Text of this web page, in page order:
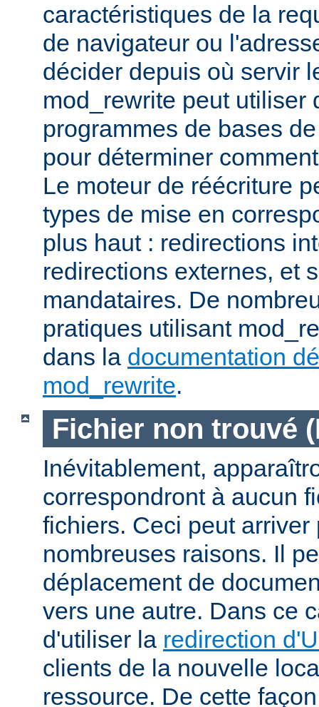
caractéristiques de la
de navigateur ou
décider depuis où servir
mod_rewrite peut utiliser
programmes de bases
pour déterminer
Le moteur de réécriture
types de mise en
plus haut : redirections
redirections externes, et
mandataires. De
pratiques utilisant
dans la documentation
mod_rewrite.
Fichier non trouvé
Inévitablement,
correspondront à aucun
fichiers. Ceci peut arriver
nombreuses raisons. Il
déplacement de
vers une autre. Dans ce
d'utiliser la redirection
clients de la nouvelle
ressource. De cette